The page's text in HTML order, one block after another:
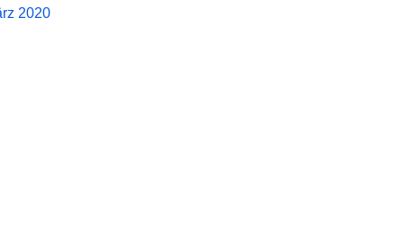
2020